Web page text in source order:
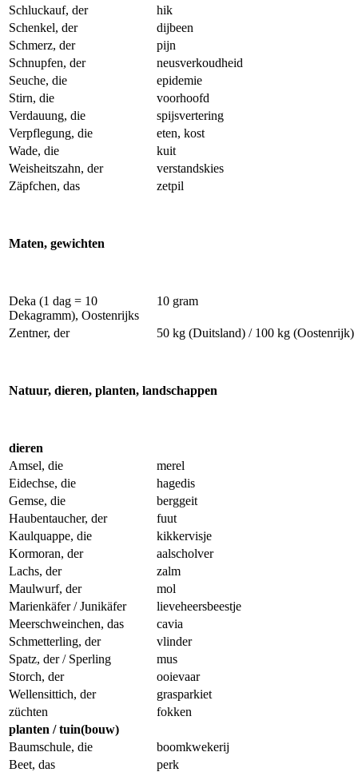
Schluckauf, der
hik
Schenkel, der
dijbeen
Schmerz, der
pijn
Schnupfen, der
neusverkoudheid
Seuche, die
epidemie
Stirn, die
voorhoofd
Verdauung, die
spijsvertering
Verpflegung, die
eten, kost
Wade, die
kuit
Weisheitszahn, der
verstandskies
Zäpfchen, das
zetpil
Maten, gewichten
Deka (1 dag = 10
Dekagramm), Oostenrijks
10 gram
Zentner, der 50 kg (Duitsland) / 100 kg (Oostenrijk)
Natuur, dieren, planten, landschappen
dieren
Amsel, die
merel
Eidechse, die
hagedis
Gemse, die
berggeit
Haubentaucher, der
fuut
Kaulquappe, die
kikkervisje
Kormoran, der
aalscholver
Lachs, der
zalm
Maulwurf, der
mol
Marienkäfer / Junikäfer
lieveheersbeestje
Meerschweinchen, das
cavia
Schmetterling, der
vlinder
Spatz, der / Sperling
mus
Storch, der
ooievaar
Wellensittich, der
grasparkiet
züchten
fokken
planten / tuin(bouw)
Baumschule, die
boomkwekerij
Beet, das
perk